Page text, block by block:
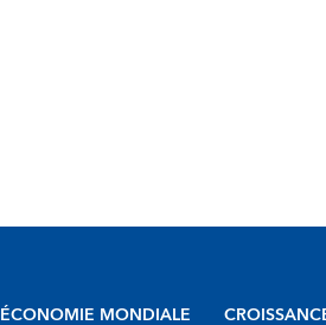
ÉCONOMIE MONDIALE